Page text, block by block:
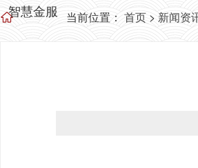
智慧金服
当前位置： 首页 > 新闻资